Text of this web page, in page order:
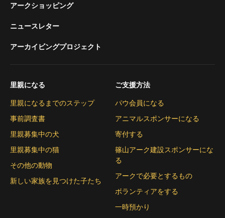
アークショッピング
ニュースレター
アーカイビングプロジェクト
里親になる
里親になるまでのステップ
事前調査書
里親募集中の犬
里親募集中の猫
その他の動物
新しい家族を見つけた子たち
ご支援方法
パウ会員になる
アニマルスポンサーになる
寄付する
篠山アーク建設スポンサーにな
る
アークで必要とするもの
ボランティアをする
一時預かり